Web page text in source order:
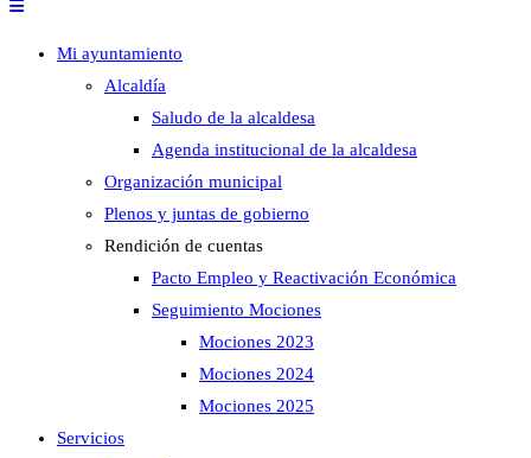
Mi ayuntamiento
Alcaldía
Saludo de la alcaldesa
Agenda institucional de la alcaldesa
Organización municipal
Plenos y juntas de gobierno
Rendición de cuentas
Pacto Empleo y Reactivación Económica
Seguimiento Mociones
Mociones 2023
Mociones 2024
Mociones 2025
Servicios